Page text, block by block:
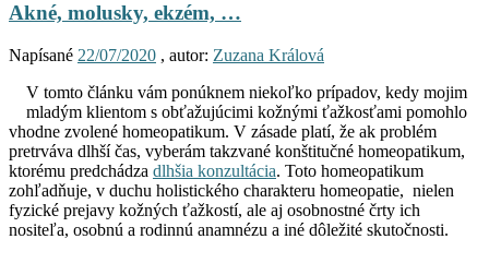
Akné, molusky, ekzém, …
Napísané 22/07/2020 , autor: Zuzana Králová
V tomto článku vám ponúknem niekoľko prípadov, kedy mojim
mladým klientom s obťažujúcimi kožnými ťažkosťami pomohlo
vhodne zvolené homeopatikum. V zásade platí, že ak problém
pretrváva dlhší čas, vyberám takzvané konštitučné homeopatikum,
ktorému predchádza dlhšia konzultácia. Toto homeopatikum
zohľadňuje, v duchu holistického charakteru homeopatie, nielen
fyzické prejavy kožných ťažkostí, ale aj osobnostné črty ich
nositeľa, osobnú a rodinnú anamnézu a iné dôležité skutočnosti.